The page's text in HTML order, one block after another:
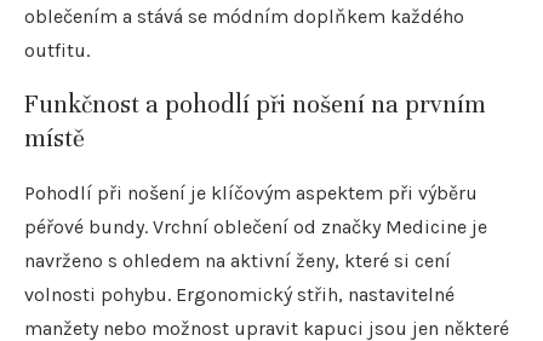
oblečením a stává se módním doplňkem každého
outfitu.
Funkčnost a pohodlí při nošení na prvním
místě
Pohodlí při nošení je klíčovým aspektem při výběru
péřové bundy. Vrchní oblečení od značky Medicine je
navrženo s ohledem na aktivní ženy, které si cení
volnosti pohybu. Ergonomický střih, nastavitelné
manžety nebo možnost upravit kapuci jsou jen některé